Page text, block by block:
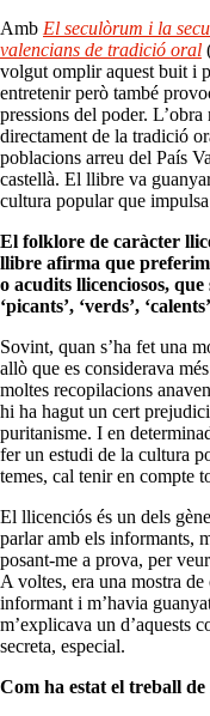
Amb El seculòrum i la
valencians de tradició oral
volgut omplir aquest buit i
entretenir però també
pressions del poder.
directament de la tradició
poblacions arreu del País
castellà. El llibre va
cultura popular que
El folklore de caràcter
llibre afirma que preferim
o acudits llicenciosos,
‘picants’, ‘verds’,
Sovint, quan s’ha fet una
allò que es considerava
moltes recopilacions
hi ha hagut un cert
puritanisme. I en
fer un estudi de la cultura
temes, cal tenir en compte
El llicenciós és un dels
parlar amb els informants,
posant-me a prova, per
A voltes, era una mostra
informant i m’havia
m’explicava un d’aquests
secreta, especial.
Com ha estat el treball